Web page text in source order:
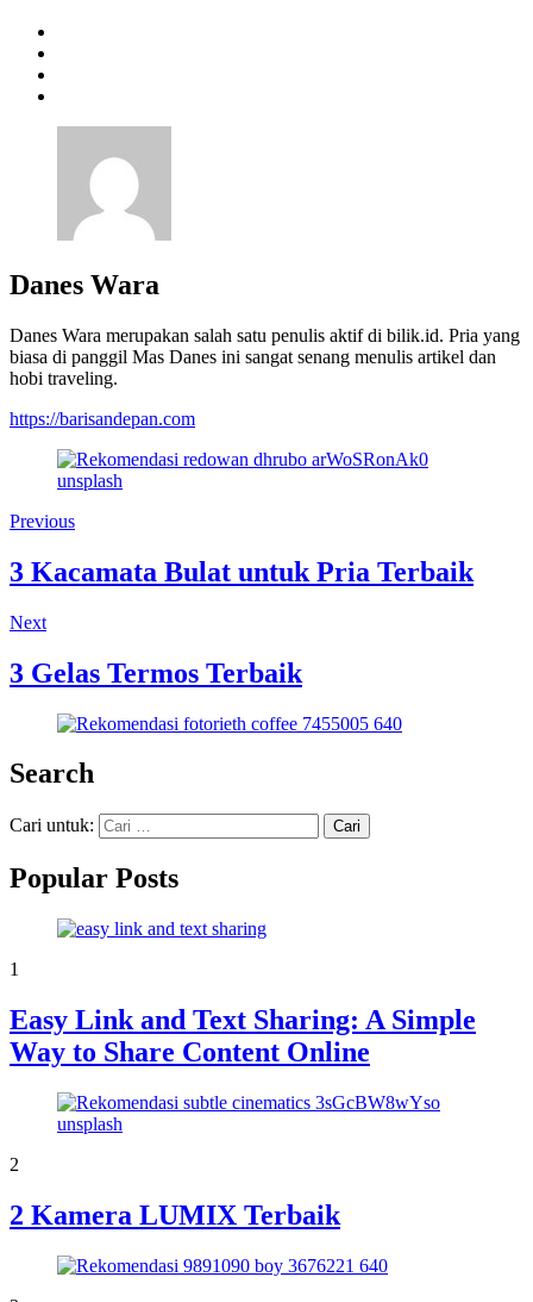
Danes Wara
Danes Wara merupakan salah satu penulis aktif di bilik.id. Pria yang
biasa di panggil Mas Danes ini sangat senang menulis artikel dan
hobi traveling.
https://barisandepan.com
Previous
3 Kacamata Bulat untuk Pria Terbaik
Next
3 Gelas Termos Terbaik
Search
Cari untuk:
Popular Posts
1
Easy Link and Text Sharing: A Simple
Way to Share Content Online
2
2 Kamera LUMIX Terbaik